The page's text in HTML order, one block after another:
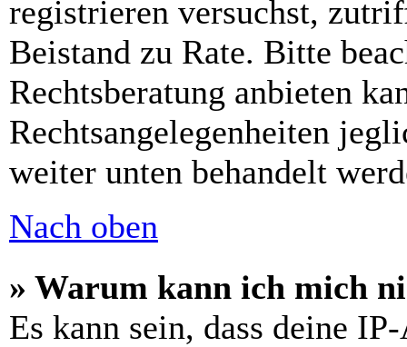
registrieren versuchst,
Beistand zu Rate. Bitte
Rechtsberatung anbieten
Rechtsangelegenheiten
weiter unten behandelt
Nach oben
» Warum kann ich mich
Es kann sein, dass deine